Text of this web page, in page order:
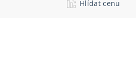
Hlídat cenu